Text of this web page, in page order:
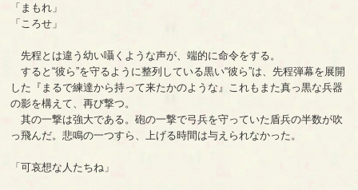
「まもれ」
「ころせ」
先程とは違う幼い囁くような声が、端的に命令をする。
すると“彼ら”を守るように整列している黒い“彼ら”は、先程弾幕を展開
した『まるで練達から持って来たかのような』これもまた真っ黒な兵器
の影を構えて、再び撃つ。
其の一撃は強大である。砲の一撃で弓兵を守っていた盾兵の半数が吹
っ飛んだ。悲鳴の一つすら、上げる時間は与えられなかった。
「可哀想な人たちね」